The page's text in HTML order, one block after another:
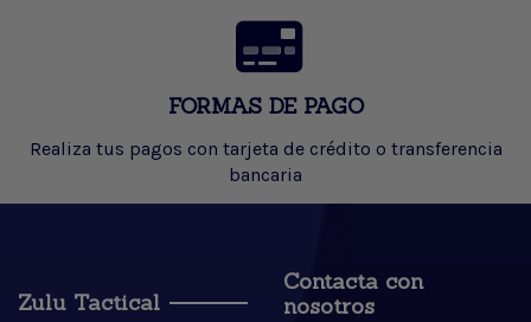
FORMAS DE PAGO
Realiza tus pagos con tarjeta de crédito o transferencia
bancaria
Zulu Tactical
Contacta con
nosotros